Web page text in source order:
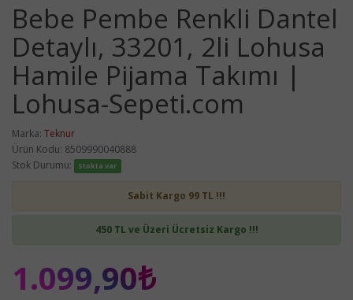
Bebe Pembe Renkli Dantel
Detaylı, 33201, 2li Lohusa
Hamile Pijama Takımı |
Lohusa-Sepeti.com
Marka: Teknur
Ürün Kodu: 8509990040888
Stok Durumu:
Stokta var
Sabit Kargo 99 TL !!!
450 TL ve Üzeri Ücretsiz Kargo !!!
1.099,90₺